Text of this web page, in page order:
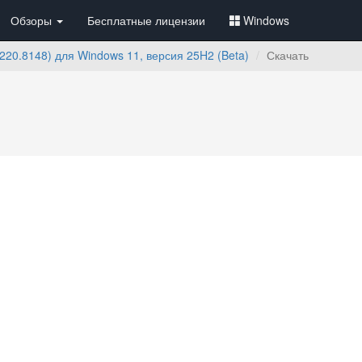
Обзоры Бесплатные лицензии Windows
для Windows 11, версия 25H2 (Beta) Скачать